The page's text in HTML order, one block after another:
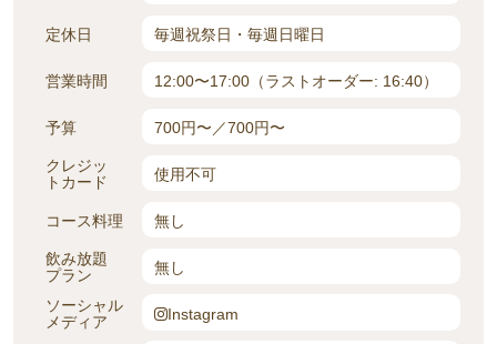
定休日 毎週祝祭日・毎週日曜日
営業時間 12:00〜17:00（ラストオーダー: 16:40）
予算 700円〜／700円〜
クレジッ
トカード
使用不可
コース料理 無し
飲み放題
プラン
無し
ソーシャル
メディア
Instagram